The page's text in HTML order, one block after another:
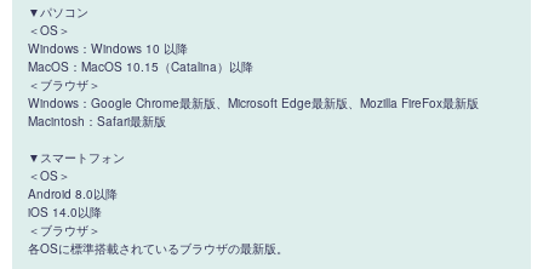
▼パソコン
＜OS＞
Windows：Windows 10 以降
MacOS：MacOS 10.15（Catalina）以降
＜ブラウザ＞
Windows：Google Chrome最新版、Microsoft Edge最新版、Mozilla FireFox最新版
Macintosh：Safari最新版
▼スマートフォン
＜OS＞
Android 8.0以降
iOS 14.0以降
＜ブラウザ＞
各OSに標準搭載されているブラウザの最新版。